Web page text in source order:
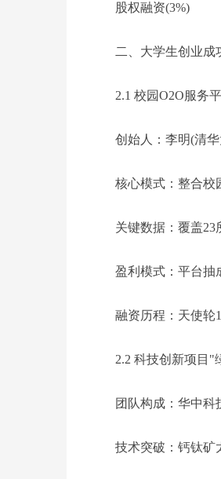
股权融资(3%)
二、大学生创业成
2.1 校园O2O服务
创始人：李明(清
核心模式：整合校
关键数据：覆盖23
盈利模式：平台抽
融资历程：天使
2.2 科技创新项目"
团队构成：华中科
技术突破：钙钛矿